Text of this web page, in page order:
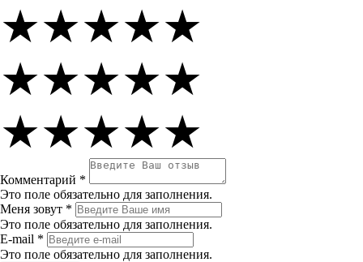
★★★★★
★★★★★
★★★★★
Комментарий *
Это поле обязательно для заполнения.
Меня зовут *
Это поле обязательно для заполнения.
E-mail *
Это поле обязательно для заполнения.